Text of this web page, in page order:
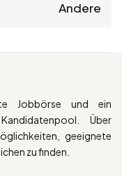
Andere
Jobbörse und ein
Über
geeignete
zu finden.